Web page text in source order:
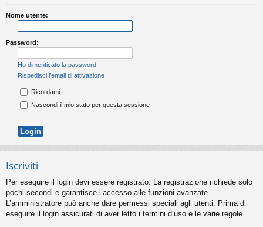
Nome utente:
Password:
Ho dimenticato la password
Rispedisci l’email di attivazione
Ricordami
Nascondi il mio stato per questa sessione
Iscriviti
Per eseguire il login devi essere registrato. La registrazione richiede solo
pochi secondi e garantisce l’accesso alle funzioni avanzate.
L’amministratore può anche dare permessi speciali agli utenti. Prima di
eseguire il login assicurati di aver letto i termini d’uso e le varie regole.